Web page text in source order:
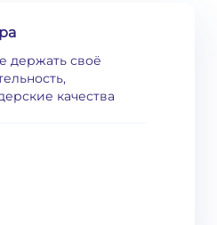
держать своё
качества